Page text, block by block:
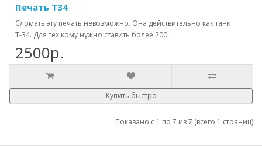
Печать Т34
Сломать эту печать невозможно. Она действительно как танк
Т-34. Для тех кому нужно ставить более 200..
2500р.
Купить быстро
Показано с 1 по 7 из 7 (всего 1 страниц)